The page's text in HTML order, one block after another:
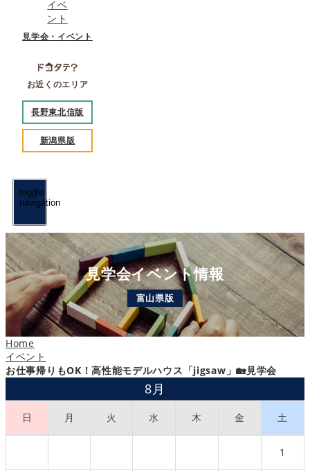
見学会・イベント
お近くのエリア
長野東北信版
新潟県版
toggle
navigation
見学会イベント情報
富山県版
Home
イベント
お仕事帰りもOK！高性能モデルハウス「jigsaw」🏡見学会
8月
日 月 火 水 木 金 土
1